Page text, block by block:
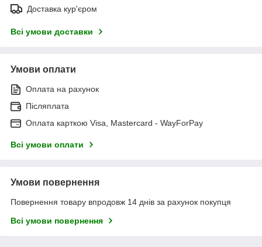
Доставка кур'єром
Всі умови доставки
Умови оплати
Оплата на рахунок
Післяплата
Оплата карткою Visa, Mastercard - WayForPay
Всі умови оплати
Умови повернення
Повернення товару впродовж 14 днів за рахунок покупця
Всі умови повернення